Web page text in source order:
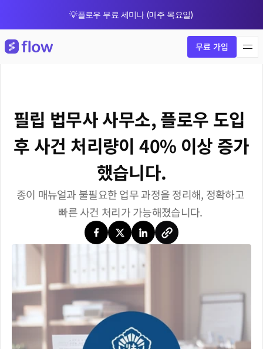
💡플로우 무료 세미나 (매주 목요일)
무료 가입
필립 법무사 사무소, 플로우 도입
후 사건 처리량이 40% 이상 증가
했습니다.
종이 매뉴얼과 불필요한 업무 과정을 정리해, 정확하고
빠른 사건 처리가 가능해졌습니다.